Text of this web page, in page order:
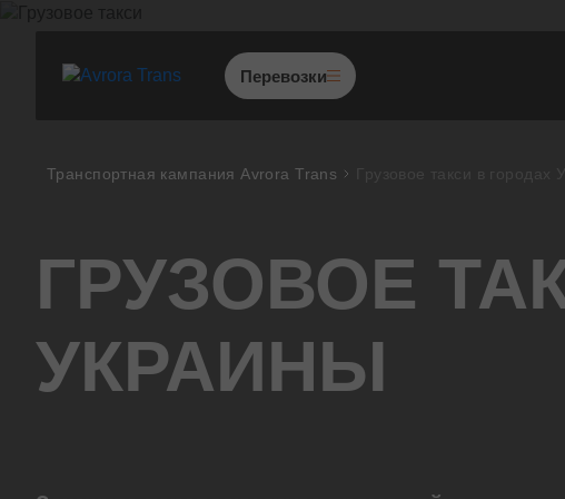
Перевозки
Негабаритные перевозки
Сборные грузы
Транспортная кампания Avrora Trans
ГРУЗОВОЕ
УКРАИНЫ